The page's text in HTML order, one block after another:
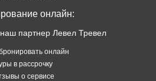
онлайн:
партнер Левел Тревел
онлайн
в рассрочку
о сервисе